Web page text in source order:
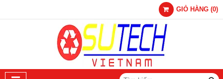
GIỎ HÀNG (0)